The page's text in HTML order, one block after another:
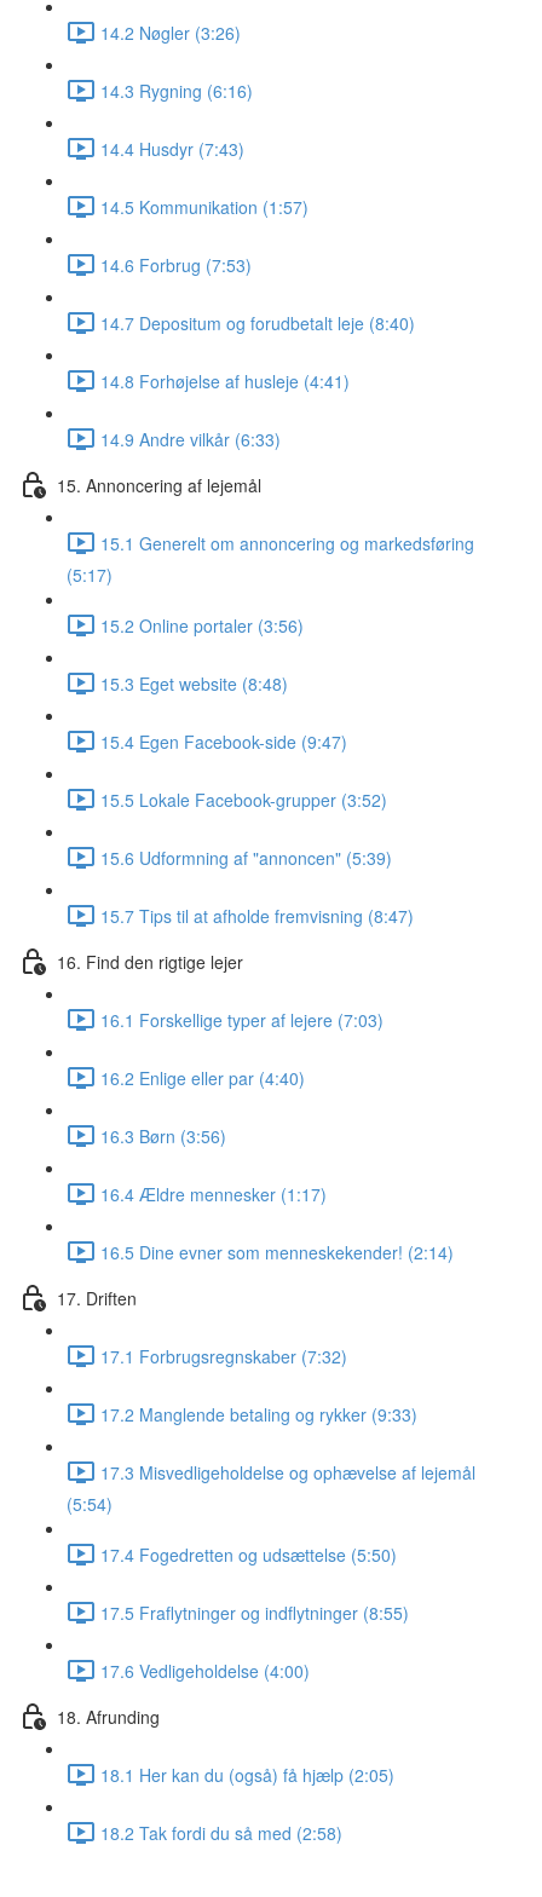
14.2 Nøgler (3:26)
14.3 Rygning (6:16)
14.4 Husdyr (7:43)
14.5 Kommunikation (1:57)
14.6 Forbrug (7:53)
14.7 Depositum og forudbetalt leje (8:40)
14.8 Forhøjelse af husleje (4:41)
14.9 Andre vilkår (6:33)
15. Annoncering af lejemål
15.1 Generelt om annoncering og markedsføring
(5:17)
15.2 Online portaler (3:56)
15.3 Eget website (8:48)
15.4 Egen Facebook-side (9:47)
15.5 Lokale Facebook-grupper (3:52)
15.6 Udformning af "annoncen" (5:39)
15.7 Tips til at afholde fremvisning (8:47)
16. Find den rigtige lejer
16.1 Forskellige typer af lejere (7:03)
16.2 Enlige eller par (4:40)
16.3 Børn (3:56)
16.4 Ældre mennesker (1:17)
16.5 Dine evner som menneskekender! (2:14)
17. Driften
17.1 Forbrugsregnskaber (7:32)
17.2 Manglende betaling og rykker (9:33)
17.3 Misvedligeholdelse og ophævelse af lejemål
(5:54)
17.4 Fogedretten og udsættelse (5:50)
17.5 Fraflytninger og indflytninger (8:55)
17.6 Vedligeholdelse (4:00)
18. Afrunding
18.1 Her kan du (også) få hjælp (2:05)
18.2 Tak fordi du så med (2:58)